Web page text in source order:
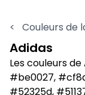
< Couleurs de
Adidas
Les couleurs
#be0027,
#52325d,